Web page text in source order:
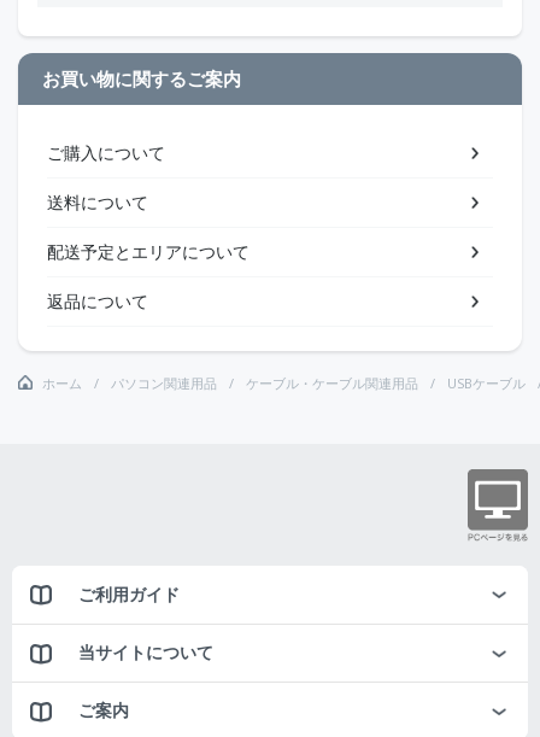
お買い物に関するご案内
ご購入について
送料について
配送予定とエリアについて
返品について
ホーム パソコン関連用品 ケーブル・ケーブル関連用品 USBケーブル
ご利用ガイド
当サイトについて
ご案内